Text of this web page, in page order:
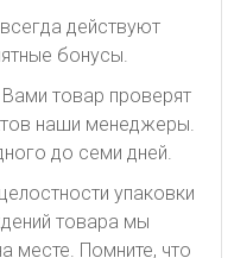
действуют
бонусы.
товар проверят
наши менеджеры.
до семи дней.
упаковки
товара мы
месте. Помните, что